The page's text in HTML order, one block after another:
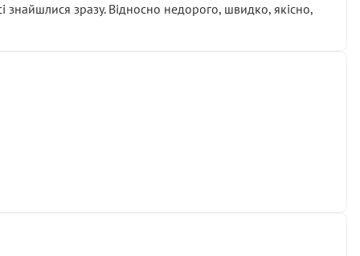
знайшлися зразу. Відносно недорого, швидко, якісно,